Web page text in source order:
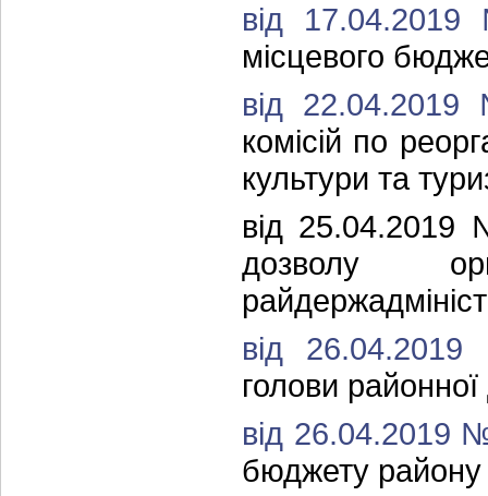
від
місцевого
від
комісій по
культури та
від
дозволу
від
голови районної
від 26.04.2019
бюджету району